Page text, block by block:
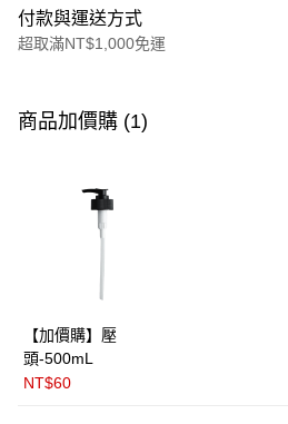
付款與運送方式
超取滿NT$1,000免運
信用卡一次付款
全盈+PAY
大哥付你分期
相關說明
商品加價購 (1)
【加價購】壓
頭-500mL
NT$60